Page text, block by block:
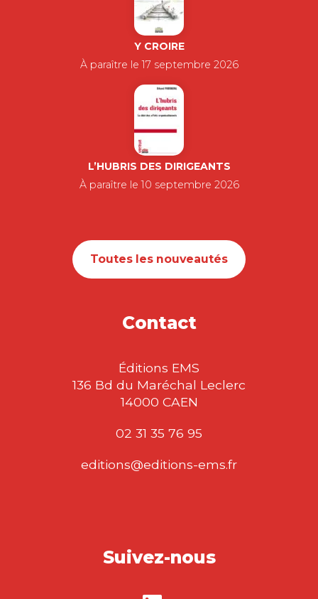
Y CROIRE
À paraître le 17 septembre 2026
L’HUBRIS DES DIRIGEANTS
À paraître le 10 septembre 2026
Toutes les nouveautés
Contact
Éditions EMS
136 Bd du Maréchal Leclerc
14000 CAEN
02 31 35 76 95
editions@editions-ems.fr
Suivez-nous